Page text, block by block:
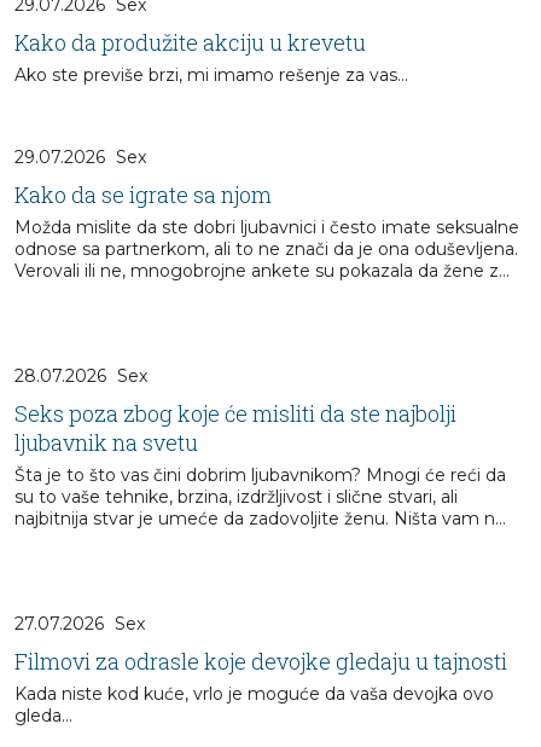
29.07.2026 Sex
Kako da produžite akciju u krevetu
Ako ste previše brzi, mi imamo rešenje za vas...
29.07.2026 Sex
Kako da se igrate sa njom
Možda mislite da ste dobri ljubavnici i često imate seksualne
odnose sa partnerkom, ali to ne znači da je ona oduševljena.
Verovali ili ne, mnogobrojne ankete su pokazala da žene z...
28.07.2026 Sex
Seks poza zbog koje će misliti da ste najbolji
ljubavnik na svetu
Šta je to što vas čini dobrim ljubavnikom? Mnogi će reći da
su to vaše tehnike, brzina, izdržljivost i slične stvari, ali
najbitnija stvar je umeće da zadovoljite ženu. Ništa vam n...
27.07.2026 Sex
Filmovi za odrasle koje devojke gledaju u tajnosti
Kada niste kod kuće, vrlo je moguće da vaša devojka ovo
gleda...